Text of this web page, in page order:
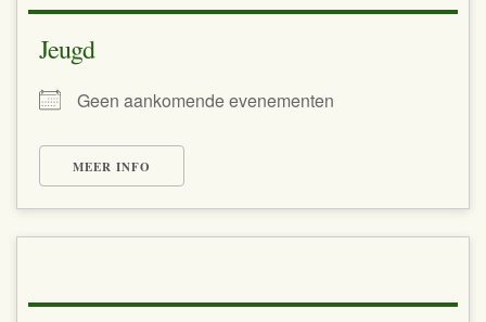
Jeugd
Geen aankomende evenementen
MEER INFO